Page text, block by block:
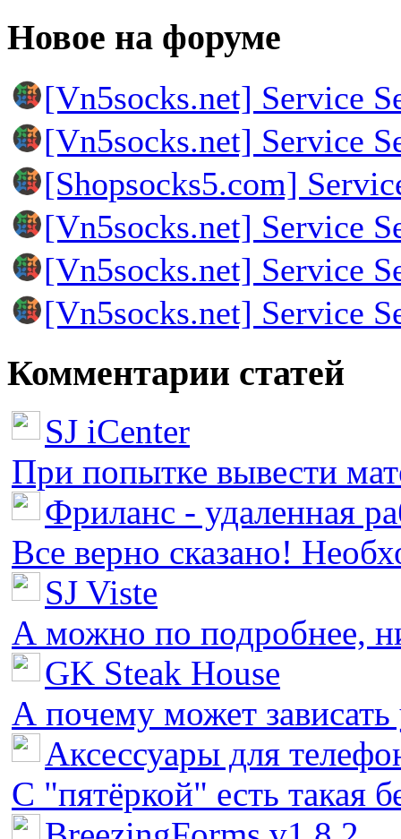
Новое на форуме
[Vn5socks.net] Service
[Vn5socks.net] Service
[Shopsocks5.com]
[Vn5socks.net] Service
[Vn5socks.net] Service
[Vn5socks.net] Service
Комментарии статей
SJ iCenter
При попытке вывести
Фриланс - удаленная
Все верно сказано!
SJ Viste
А можно по подробнее,
GK Steak House
А почему может зависать
Аксессуары для
С "пятёркой" есть такая